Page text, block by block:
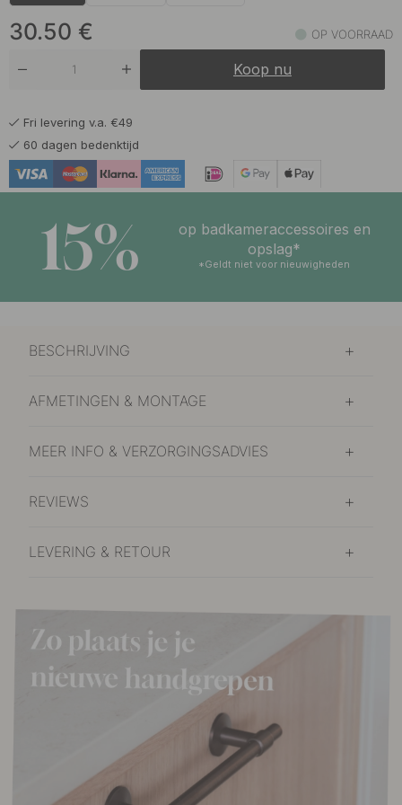
30.50 € OP VOORRAAD
Koop nu
Fri levering v.a. €49
60 dagen bedenktijd
15%
op badkameraccessoires en
opslag*
*Geldt niet voor nieuwigheden
BESCHRIJVING
AFMETINGEN & MONTAGE
MEER INFO & VERZORGINGSADVIES
REVIEWS
LEVERING & RETOUR